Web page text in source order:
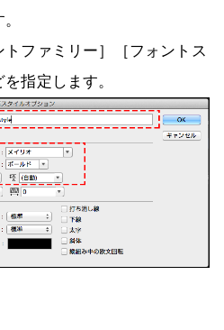
トファミリー］［フォントス
指定します。